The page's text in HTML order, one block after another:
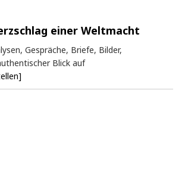
einer Weltmacht
Gespräche, Briefe, Bilder,
Blick auf